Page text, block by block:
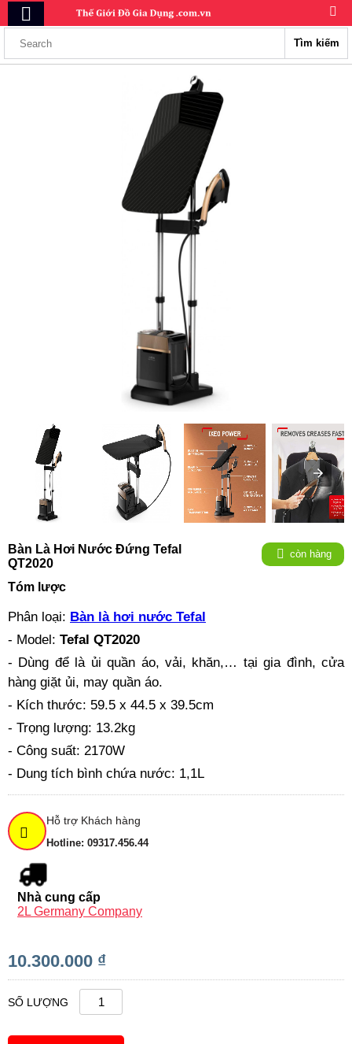
Tìm kiếm
Bàn Là Hơi Nước Đứng Tefal
QT2020
còn hàng
Tóm lược
Phân loại: Bàn là hơi nước Tefal
- Model: Tefal QT2020
- Dùng để là ủi quần áo, vải, khăn,… tại gia đình, cửa
hàng giặt ủi, may quần áo.
- Kích thước: 59.5 x 44.5 x 39.5cm
- Trọng lượng: 13.2kg
- Công suất: 2170W
- Dung tích bình chứa nước: 1,1L
Hỗ trợ Khách hàng
Hotline: 09317.456.44
Nhà cung cấp
2L Germany Company
10.300.000 ₫
SỐ LƯỢNG